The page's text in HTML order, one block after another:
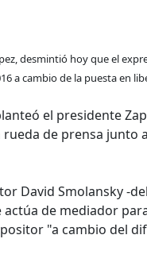
desmintió hoy que el
a cambio de la puesta en
el presidente
de prensa junto
David Smolansky -
de mediador
"a cambio del